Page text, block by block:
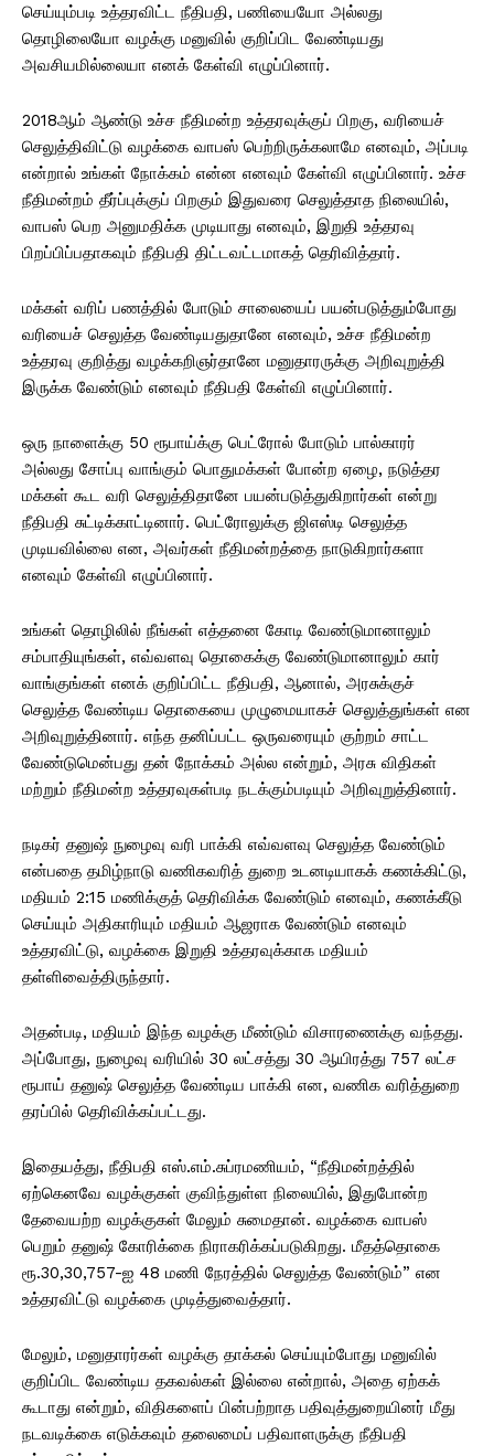
செய்யும்படி உத்தரவிட்ட நீதிபதி, பணியையோ அல்லது
தொழிலையோ வழக்கு மனுவில் குறிப்பிட வேண்டியது
அவசியமில்லையா எனக் கேள்வி எழுப்பினார்.
2018ஆம் ஆண்டு உச்ச நீதிமன்ற உத்தரவுக்குப் பிறகு, வரியைச்
செலுத்திவிட்டு வழக்கை வாபஸ் பெற்றிருக்கலாமே எனவும், அப்படி
என்றால் உங்கள் நோக்கம் என்ன எனவும் கேள்வி எழுப்பினார். உச்ச
நீதிமன்றம் தீர்ப்புக்குப் பிறகும் இதுவரை செலுத்தாத நிலையில்,
வாபஸ் பெற அனுமதிக்க முடியாது எனவும், இறுதி உத்தரவு
பிறப்பிப்பதாகவும் நீதிபதி திட்டவட்டமாகத் தெரிவித்தார்.
மக்கள் வரிப் பணத்தில் போடும் சாலையைப் பயன்படுத்தும்போது
வரியைச் செலுத்த வேண்டியதுதானே எனவும், உச்ச நீதிமன்ற
உத்தரவு குறித்து வழக்கறிஞர்தானே மனுதாரருக்கு அறிவுறுத்தி
இருக்க வேண்டும் எனவும் நீதிபதி கேள்வி எழுப்பினார்.
ஒரு நாளைக்கு 50 ரூபாய்க்கு பெட்ரோல் போடும் பால்காரர்
அல்லது சோப்பு வாங்கும் பொதுமக்கள் போன்ற ஏழை, நடுத்தர
மக்கள் கூட வரி செலுத்திதானே பயன்படுத்துகிறார்கள் என்று
நீதிபதி சுட்டிக்காட்டினார். பெட்ரோலுக்கு ஜிஎஸ்டி செலுத்த
முடியவில்லை என, அவர்கள் நீதிமன்றத்தை நாடுகிறார்களா
எனவும் கேள்வி எழுப்பினார்.
உங்கள் தொழிலில் நீங்கள் எத்தனை கோடி வேண்டுமானாலும்
சம்பாதியுங்கள், எவ்வளவு தொகைக்கு வேண்டுமானாலும் கார்
வாங்குங்கள் எனக் குறிப்பிட்ட நீதிபதி, ஆனால், அரசுக்குச்
செலுத்த வேண்டிய தொகையை முழுமையாகச் செலுத்துங்கள் என
அறிவுறுத்தினார். எந்த தனிப்பட்ட ஒருவரையும் குற்றம் சாட்ட
வேண்டுமென்பது தன் நோக்கம் அல்ல என்றும், அரசு விதிகள்
மற்றும் நீதிமன்ற உத்தரவுகள்படி நடக்கும்படியும் அறிவுறுத்தினார்.
நடிகர் தனுஷ் நுழைவு வரி பாக்கி எவ்வளவு செலுத்த வேண்டும்
என்பதை தமிழ்நாடு வணிகவரித் துறை உடனடியாகக் கணக்கிட்டு,
மதியம் 2:15 மணிக்குத் தெரிவிக்க வேண்டும் எனவும், கணக்கீடு
செய்யும் அதிகாரியும் மதியம் ஆஜராக வேண்டும் எனவும்
உத்தரவிட்டு, வழக்கை இறுதி உத்தரவுக்காக மதியம்
தள்ளிவைத்திருந்தார்.
அதன்படி, மதியம் இந்த வழக்கு மீண்டும் விசாரணைக்கு வந்தது.
அப்போது, நுழைவு வரியில் 30 லட்சத்து 30 ஆயிரத்து 757 லட்ச
ரூபாய் தனுஷ் செலுத்த வேண்டிய பாக்கி என, வணிக வரித்துறை
தரப்பில் தெரிவிக்கப்பட்டது.
இதையத்து, நீதிபதி எஸ்.எம்.சுப்ரமணியம், “நீதிமன்றத்தில்
ஏற்கெனவே வழக்குகள் குவிந்துள்ள நிலையில், இதுபோன்ற
தேவையற்ற வழக்குகள் மேலும் சுமைதான். வழக்கை வாபஸ்
பெறும் தனுஷ் கோரிக்கை நிராகரிக்கப்படுகிறது. மீதத்தொகை
ரூ.30,30,757-ஐ 48 மணி நேரத்தில் செலுத்த வேண்டும்” என
உத்தரவிட்டு வழக்கை முடித்துவைத்தார்.
மேலும், மனுதாரர்கள் வழக்கு தாக்கல் செய்யும்போது மனுவில்
குறிப்பிட வேண்டிய தகவல்கள் இல்லை என்றால், அதை ஏற்கக்
கூடாது என்றும், விதிகளைப் பின்பற்றாத பதிவுத்துறையினர் மீது
நடவடிக்கை எடுக்கவும் தலைமைப் பதிவாளருக்கு நீதிபதி